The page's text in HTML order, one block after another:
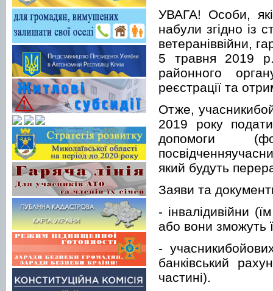
УВАГА! Особи,
набули згідно із
ветераніввійни,
5 травня 2019
районного
реєстрації та
Отже,
2019 року
допомоги
який будуть
Заяви та
- інвалідивійни
або вони зможуть
-
банківський
частині).